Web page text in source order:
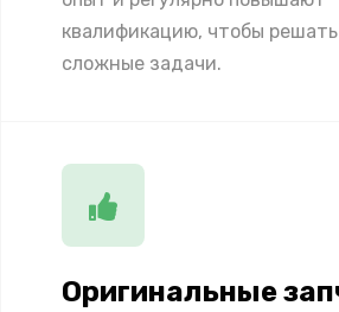
квалификацию, чтобы
сложные задачи.
Оригинальные